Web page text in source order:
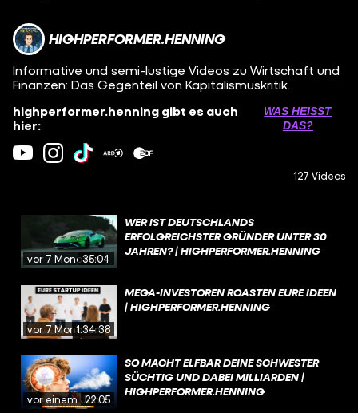
HIGHPERFORMER.HENNING
Informative und semi-lustige Videos zu Wirtschaft und
Finanzen: Das Gegenteil von Kapitalismuskritik.
highperformer.henning gibt es auch
hier:
WAS HEISST D
AS?
127 Videos
vor 7 Monaten
35:04
WER IST DEUTSCHLANDS
ERFOLGREICHSTER GRÜNDER UNTER 30
JAHREN? | HIGHPERFORMER.HENNING
vor 7 Monaten
1:34:38
MEGA-INVESTOREN ROASTEN EURE IDEEN
| HIGHPERFORMER.HENNING
vor einem Jahr
22:05
SO MACHT ELFBAR DEINE SCHWESTER
SÜCHTIG UND DABEI MILLIARDEN |
HIGHPERFORMER.HENNING